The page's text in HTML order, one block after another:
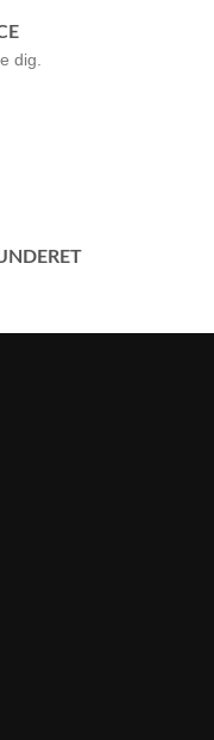
dig.